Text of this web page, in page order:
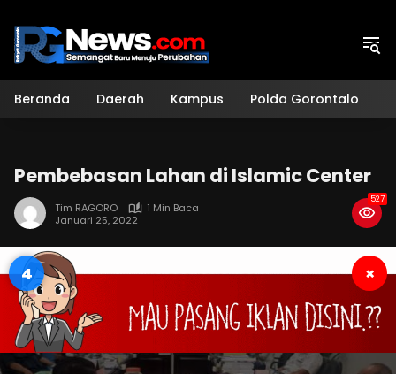
konten
Beranda Daerah Kampus Polda Gorontalo
Pembebasan Lahan di Islamic Center
Tim RAGORO
1 Min Baca
Januari 25, 2022
527
3 ×